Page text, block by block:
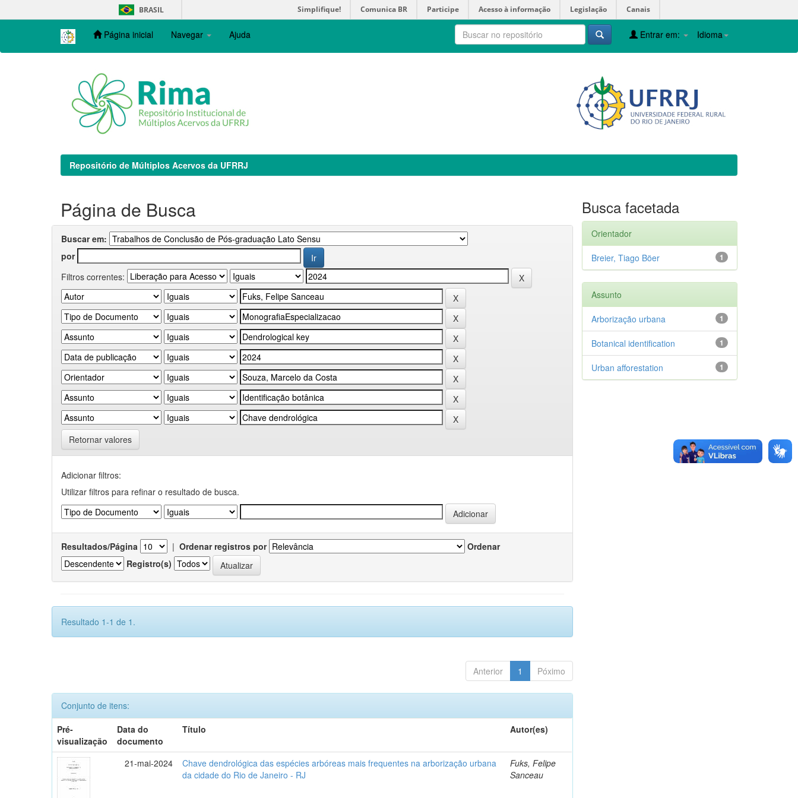
navigation
BRASIL Simplifique! Comunica BR Participe Acesso à informação Legislação Canais
Página inicial Navegar Ajuda Idioma
Entrar em:
Repositório de Múltiplos Acervos da UFRRJ
Página de Busca
Buscar em:
por
Filtros correntes:
Retornar valores
Adicionar filtros:
Utilizar filtros para refinar o resultado de busca.
Resultados/Página | Ordenar registros por
Ordenar
Registro(s)
Resultado 1-1 de 1.
Anterior 1 Póximo
Conjunto de itens:
Pré-
visualização
Data do
documento
Título Autor(es)
21-mai-2024
Chave dendrológica das espécies arbóreas mais frequentes na arborização urbana
da cidade do Rio de Janeiro - RJ
Fuks, Felipe
Sanceau
Busca facetada
Orientador
1
Breier, Tiago Böer
Assunto
1
Arborização urbana
1
Botanical identification
1
Urban afforestation